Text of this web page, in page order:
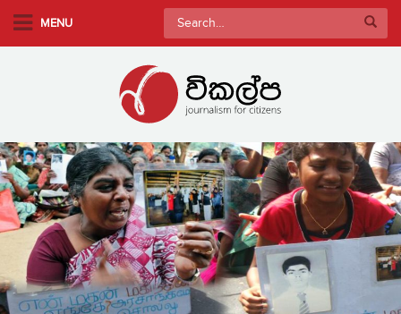
m
a
i
n
c
n
t
MENU
Search
for: